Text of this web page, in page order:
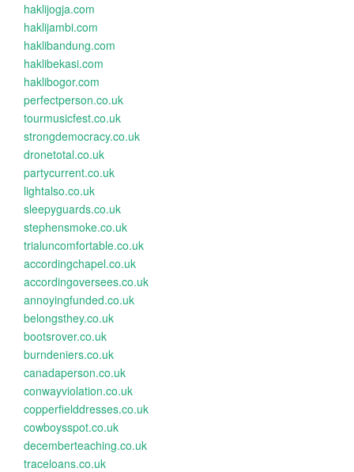
haklijogja.com
haklijambi.com
haklibandung.com
haklibekasi.com
haklibogor.com
perfectperson.co.uk
tourmusicfest.co.uk
strongdemocracy.co.uk
dronetotal.co.uk
partycurrent.co.uk
lightalso.co.uk
sleepyguards.co.uk
stephensmoke.co.uk
trialuncomfortable.co.uk
accordingchapel.co.uk
accordingoversees.co.uk
annoyingfunded.co.uk
belongsthey.co.uk
bootsrover.co.uk
burndeniers.co.uk
canadaperson.co.uk
conwayviolation.co.uk
copperfielddresses.co.uk
cowboysspot.co.uk
decemberteaching.co.uk
traceloans.co.uk